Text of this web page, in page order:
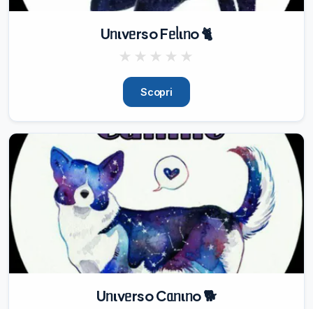
Con enorme piacere comunico
l'espansione del Network con l'
Dendrobates Italia
- Venite a scoprire questi piccoli anfibi nel
gruppo dedicato!
🐸
Continuate a
seguire e supportare
il Network e i loro aderenti!
💪🏻
Per fare richiesta di
adesione al progetto
utilizzare l'apposito Bot
Uᥒιvᥱrso Fᥱᥣιᥒo 🐈
★ ★ ★ ★ ★
Scopri
Uᥒιvᥱrso Cᥲᥒιᥒo 🐕